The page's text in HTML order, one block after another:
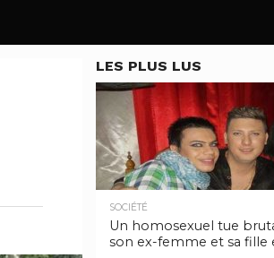
LES PLUS LUS
SOCIÉTÉ
Un homosexuel tue
son ex-femme et sa fille